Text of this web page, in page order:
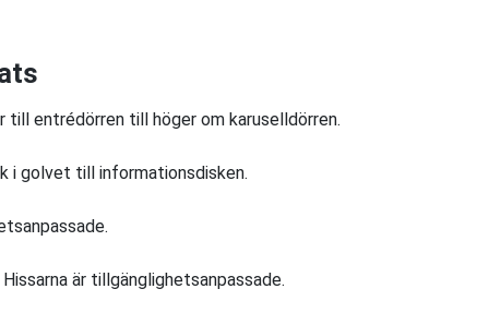
entrédörren till höger om karuselldörren.
i golvet till informationsdisken.
är tillgänglighetsanpassade.